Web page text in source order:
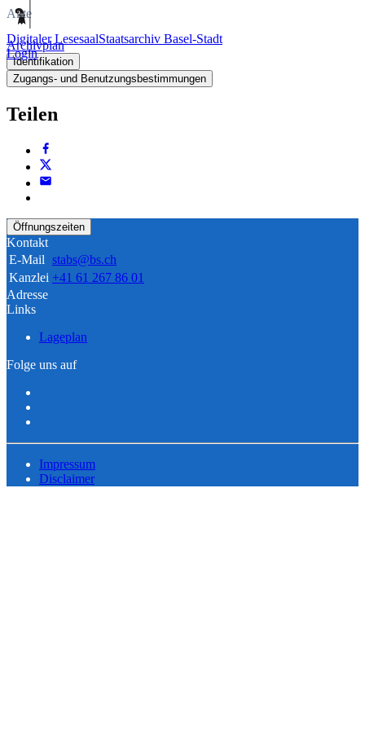
Digitaler LesesaalStaatsarchiv Basel-Stadt
Login
Akte
Archivplan
Identifikation
Zugangs- und Benutzungsbestimmungen
Teilen
Öffnungszeiten
Kontakt
E-Mail stabs@bs.ch
Kanzlei +41 61 267 86 01
Adresse
Links
Lageplan
Folge uns auf
Impressum
Disclaimer